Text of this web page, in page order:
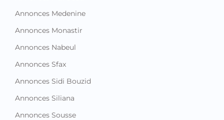
Annonces Medenine
Annonces Monastir
Annonces Nabeul
Annonces Sfax
Annonces Sidi Bouzid
Annonces Siliana
Annonces Sousse